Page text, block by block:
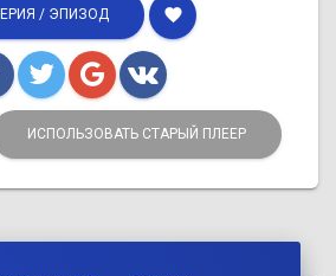
/ ЭПИЗОД favorite
ИСПОЛЬЗОВАТЬ СТАРЫЙ ПЛЕЕР